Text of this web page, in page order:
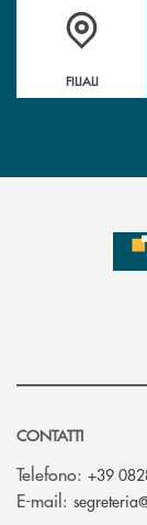
Trova la filiale più
FILIALI
CONTATTI
Telefono: +39
E-mail: